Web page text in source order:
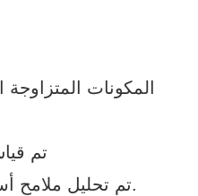
المكونات
تم
تم تحليل ملامح أسنان التروس وتفاوتاتها.